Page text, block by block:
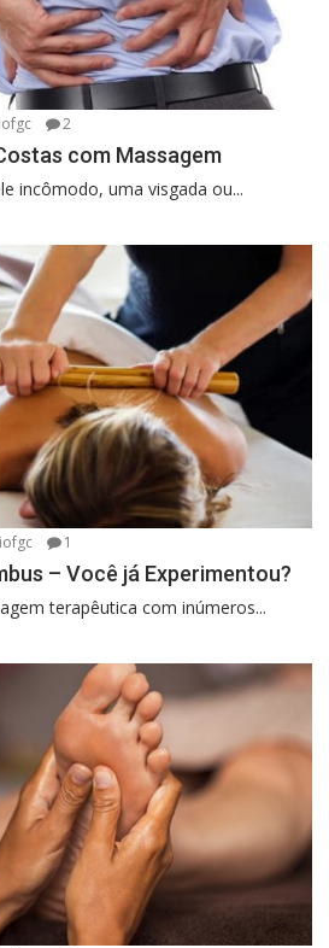
2
com Massagem
incômodo, uma visgada ou...
1
– Você já Experimentou?
terapêutica com inúmeros...